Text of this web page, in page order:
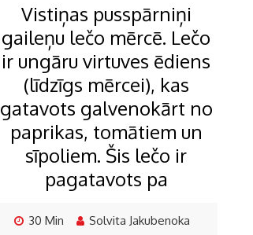
Vistiņas pusspārniņi
gaileņu lečo mērcē. Lečo
ir ungāru virtuves ēdiens
(līdzīgs mērcei), kas
gatavots galvenokārt no
paprikas, tomātiem un
sīpoliem. Šis lečo ir
pagatavots pa
30 Min Solvita Jakubenoka